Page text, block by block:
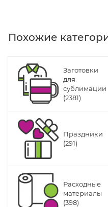
Похожие
Заготовки
для
сублимации
(2381)
Праздники
(291)
Расходные
материалы
(398)